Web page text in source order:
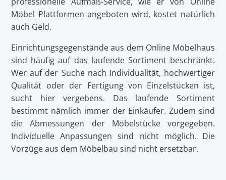
Möbel Plattformen angeboten wird, kostet natürlich
auch Geld.
Einrichtungsgegenstände aus dem Online Möbelhaus
sind häufig auf das laufende Sortiment beschränkt.
Wer auf der Suche nach Individualität, hochwertiger
Qualität oder der Fertigung von Einzelstücken ist,
sucht hier vergebens. Das laufende Sortiment
bestimmt nämlich immer der Einkäufer. Zudem sind
die Abmessungen der Möbelstücke vorgegeben.
Individuelle Anpassungen sind nicht möglich. Die
Vorzüge aus dem Möbelbau sind nicht ersetzbar.